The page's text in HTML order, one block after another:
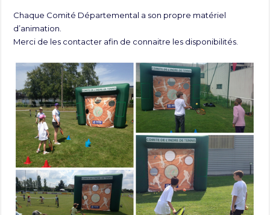
Chaque Comité Départemental a son propre matériel
d’animation.
Merci de les contacter afin de connaitre les disponibilités.